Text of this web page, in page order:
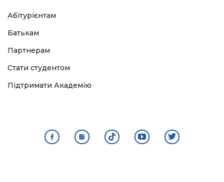
Абітурієнтам
Батькам
Партнерам
Стати студентом
Підтримати Академію